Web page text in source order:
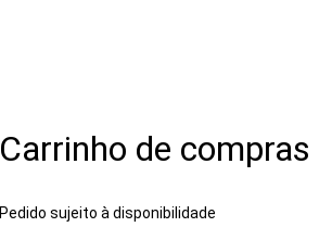
Carrinho de compras
Pedido sujeito à disponibilidade